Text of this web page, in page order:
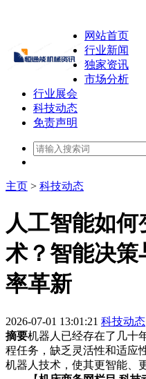
网站首页
行业新闻
独家资讯
市场分析
行业展会
科技动态
免责声明
主页 > 科技动态
人工智能如
术？智能决策
率革新
2026-07-01 13:01:21 科技动态
摘要机器人已经存在了几十
程任务，缺乏灵活性和适应
机器人技术，使其更智能、